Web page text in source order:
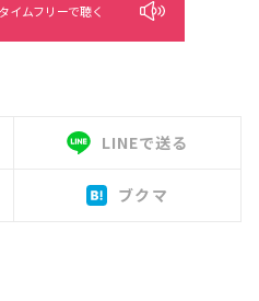
タイムフリーで聴く
LINEで送る
ブクマ